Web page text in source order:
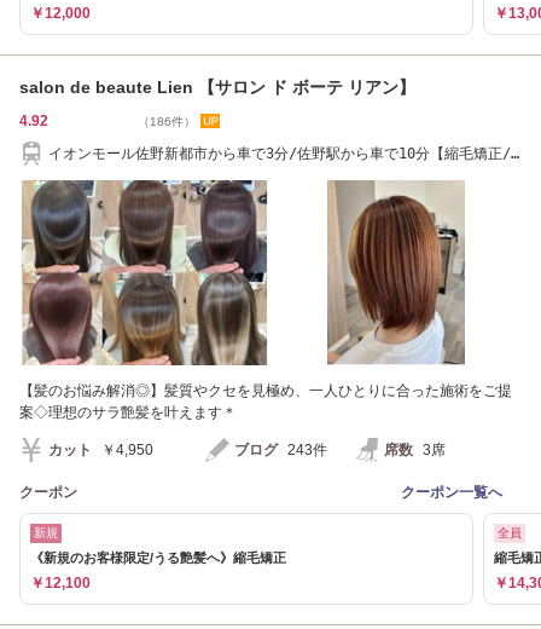
￥12,000 ￥
salon de beaute Lien 【サロン ド ボーテ リアン】
4.92 （186件）
イオンモール佐野新都市から車で3分/佐野駅から車で10分【縮毛矯正/
【髪のお悩み解消◎】髪質やクセを見極め、一人ひとりに合った施術をご提
案◇理想のサラ艶髪を叶えます＊
カット ￥4,950 ブログ 243件 席数 3席
クーポン クーポン一覧へ
新規
《新規のお客様限定/うる艶髪へ》縮毛矯正
￥12,100
全員
縮毛矯
￥